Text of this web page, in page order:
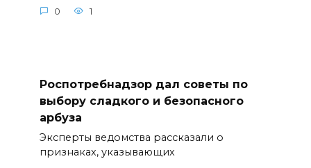
0 1
Роспотребнадзор дал советы по
выбору сладкого и безопасного
арбуза
Эксперты ведомства рассказали о
признаках, указывающих